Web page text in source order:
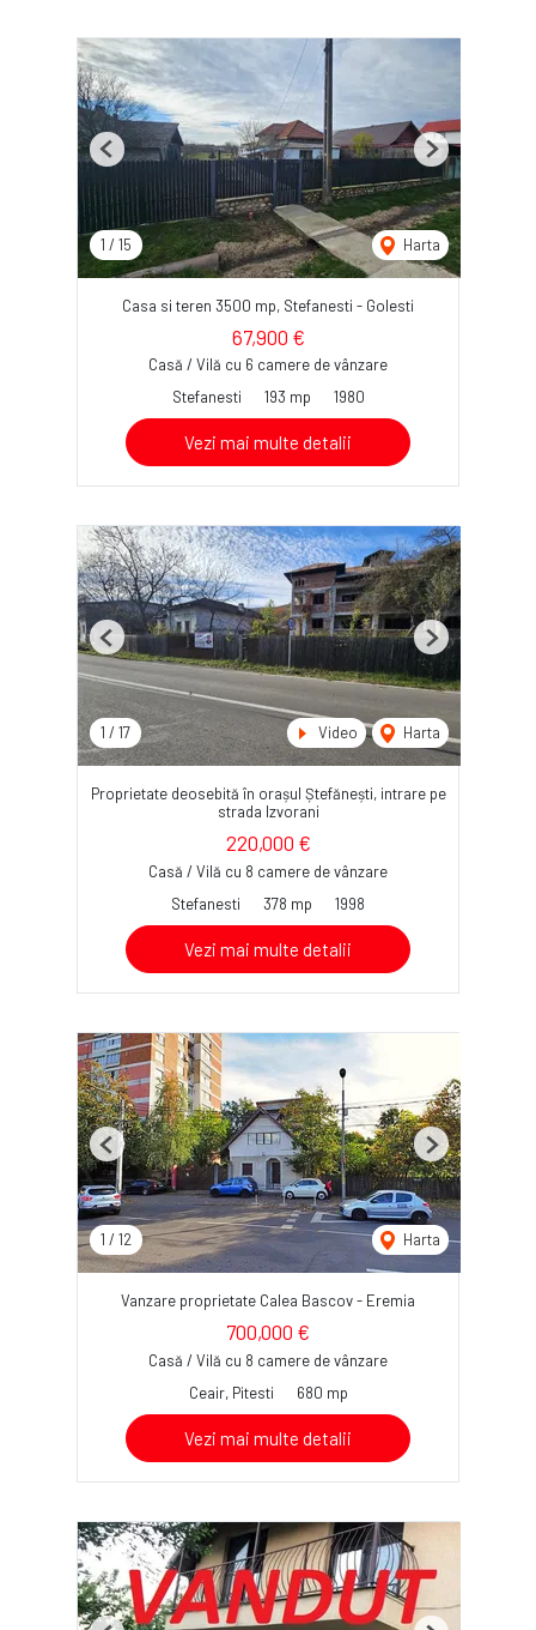
1 / 15 Harta
Previous Next
Casa si teren 3500 mp, Stefanesti - Golesti
67,900 €
Casă / Vilă cu 6 camere de vânzare
Stefanesti
193 mp 1980
Vezi mai multe detalii
1 / 17 Video Harta
Previous Next
Proprietate deosebită în orașul Ștefănești, intrare pe
strada Izvorani
220,000 €
Casă / Vilă cu 8 camere de vânzare
Stefanesti
378 mp 1998
Vezi mai multe detalii
1 / 12 Harta
Previous Next
Vanzare proprietate Calea Bascov - Eremia
700,000 €
Casă / Vilă cu 8 camere de vânzare
Ceair, Pitesti
680 mp
Vezi mai multe detalii